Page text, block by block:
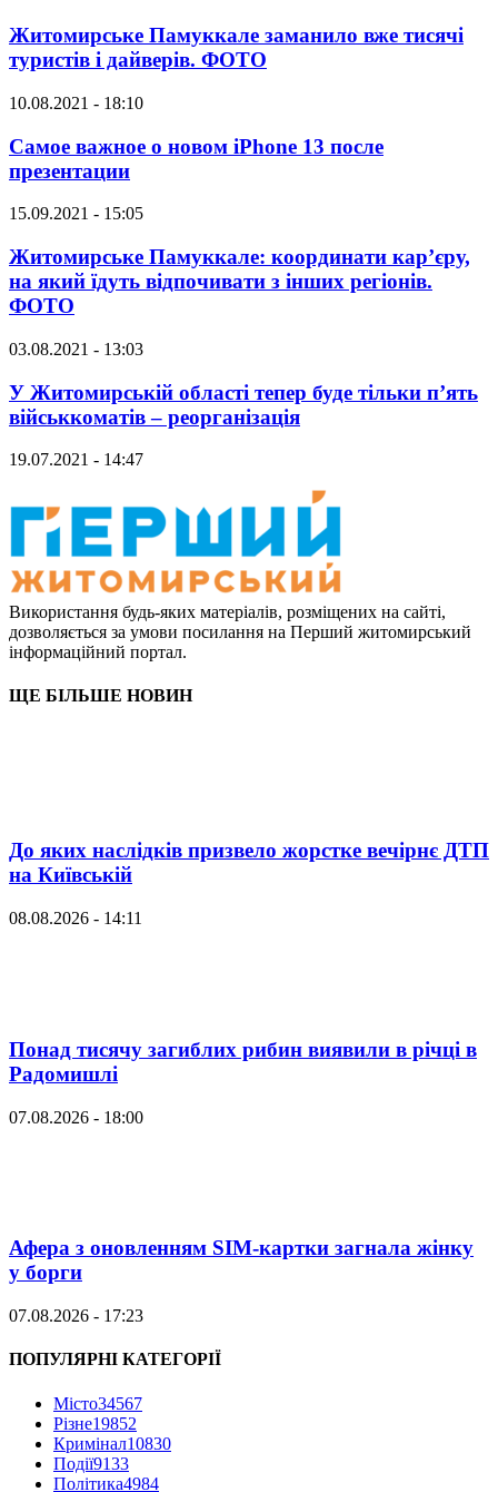
Житомирське Памуккале заманило вже тисячі
туристів і дайверів. ФОТО
10.08.2021 - 18:10
Самое важное о новом iPhone 13 после
презентации
15.09.2021 - 15:05
Житомирське Памуккале: координати кар’єру,
на який їдуть відпочивати з інших регіонів.
ФОТО
03.08.2021 - 13:03
У Житомирській області тепер буде тільки п’ять
військкоматів – реорганізація
19.07.2021 - 14:47
Використання будь-яких матеріалів, розміщених на сайті,
дозволяється за умови посилання на Перший житомирський
інформаційний портал.
ЩЕ БІЛЬШЕ НОВИН
До яких наслідків призвело жорстке вечірнє ДТП
на Київській
08.08.2026 - 14:11
Понад тисячу загиблих рибин виявили в річці в
Радомишлі
07.08.2026 - 18:00
Афера з оновленням SIM-картки загнала жінку
у борги
07.08.2026 - 17:23
ПОПУЛЯРНІ КАТЕГОРІЇ
Місто34567
Різне19852
Кримінал10830
Події9133
Політика4984